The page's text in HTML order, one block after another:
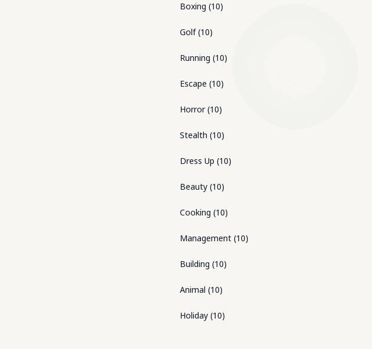
Boxing (10)
Golf(10)
Running (10)
Escape (10)
Horror(10)
Stealth (10)
Dress Up (10)
Beauty (10)
Cooking (10)
Management (10)
Building (10)
Animal (10)
Holiday (10)